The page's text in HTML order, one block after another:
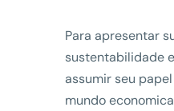
Para apresentar
sustentabilidade
assumir seu
mundo